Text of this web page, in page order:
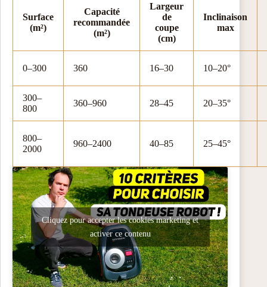
Surface
(m²)
Capacité
recommandée
(m²)
Largeur
de
coupe
(cm)
Inclinaison
max
0–300 360 16–30 10–20°
300–
800
360–960 28–45 20–35°
800–
2000
960–2400 40–85 25–45°
Cliquez pour accepter les cookies marketing et
activer ce contenu